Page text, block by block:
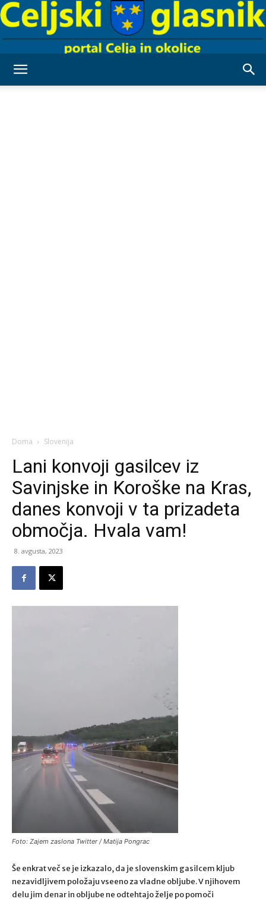
Doma Slovenija
Lani konvoji gasilcev iz
Savinjske in Koroške na Kras,
danes konvoji v ta prizadeta
območja. Hvala vam!
8. avgusta, 2023
Foto: Zajem zaslona Twitter / Matija Pongrac
Še enkrat več se je izkazalo, da je slovenskim gasilcem kljub
nezavidljivem položaju vseeno za vladne obljube. V njihovem
delu jim denar in obljube ne odtehtajo želje po pomoči